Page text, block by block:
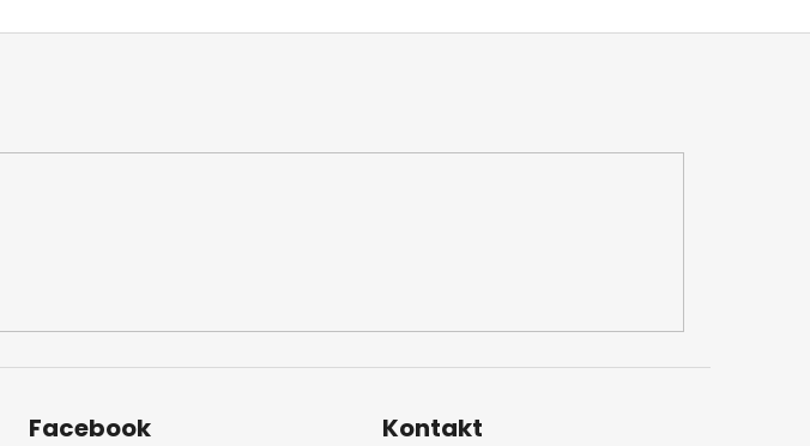
Facebook Kontakt